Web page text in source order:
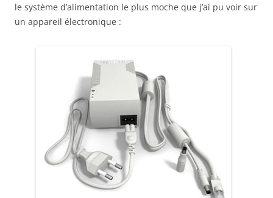
le système d’alimentation le plus moche que j’ai pu voir sur
un appareil électronique :